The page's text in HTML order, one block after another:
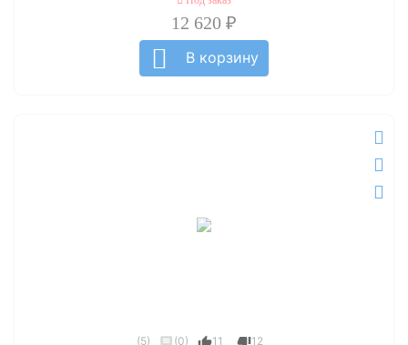
12 620 ₽
В корзину
(5) (0) 11 12